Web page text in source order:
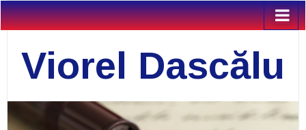
Viorel Dascălu